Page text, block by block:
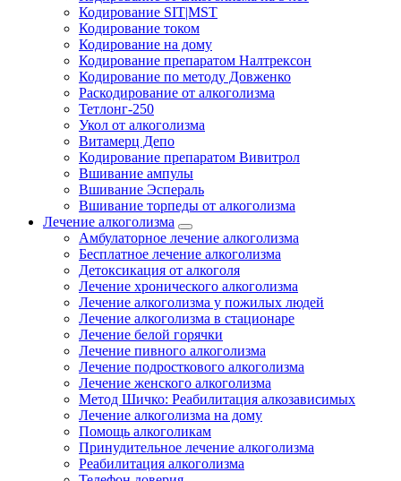
Кодирование SIT|MST
Кодирование током
Кодирование на дому
Кодирование препаратом Налтрексон
Кодирование по методу Довженко
Раскодирование от алкоголизма
Тетлонг-250
Укол от алкоголизма
Витамерц Депо
Кодирование препаратом Вивитрол
Вшивание ампулы
Вшивание Эспераль
Вшивание торпеды от алкоголизма
Лечение алкоголизма
Амбулаторное лечение алкоголизма
Бесплатное лечение алкоголизма
Детоксикация от алкоголя
Лечение хронического алкоголизма
Лечение алкоголизма у пожилых людей
Лечение алкоголизма в стационаре
Лечение белой горячки
Лечение пивного алкоголизма
Лечение подросткового алкоголизма
Лечение женского алкоголизма
Метод Шичко: Реабилитация алкозависимых
Лечение алкоголизма на дому
Помощь алкоголикам
Принудительное лечение алкоголизма
Реабилитация алкоголизма